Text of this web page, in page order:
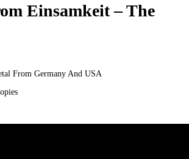
Einsamkeit – The
From Germany And USA